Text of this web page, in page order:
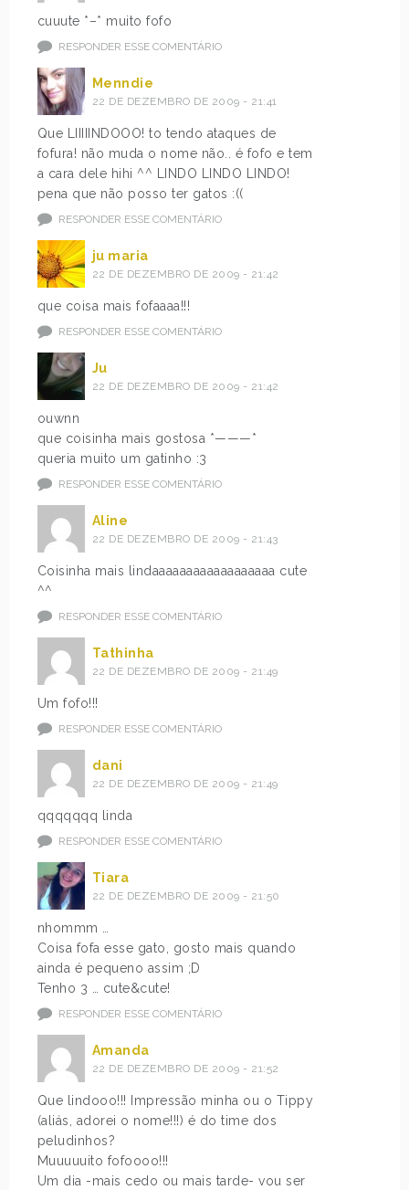
cuuute *–* muito fofo
RESPONDER ESSE COMENTÁRIO
Menndie
22 DE DEZEMBRO DE 2009 - 21:41
Que LIIIIINDOOO! to tendo ataques de
fofura! não muda o nome não.. é fofo e tem
a cara dele hihi ^^ LINDO LINDO LINDO!
pena que não posso ter gatos :((
RESPONDER ESSE COMENTÁRIO
ju maria
22 DE DEZEMBRO DE 2009 - 21:42
que coisa mais fofaaaa!!!
RESPONDER ESSE COMENTÁRIO
Ju
22 DE DEZEMBRO DE 2009 - 21:42
ouwnn
que coisinha mais gostosa *———*
queria muito um gatinho :3
RESPONDER ESSE COMENTÁRIO
Aline
22 DE DEZEMBRO DE 2009 - 21:43
Coisinha mais lindaaaaaaaaaaaaaaaaaa cute
^^
RESPONDER ESSE COMENTÁRIO
Tathinha
22 DE DEZEMBRO DE 2009 - 21:49
Um fofo!!!
RESPONDER ESSE COMENTÁRIO
dani
22 DE DEZEMBRO DE 2009 - 21:49
qqqqqqq linda
RESPONDER ESSE COMENTÁRIO
Tiara
22 DE DEZEMBRO DE 2009 - 21:50
nhommm …
Coisa fofa esse gato, gosto mais quando
ainda é pequeno assim ;D
Tenho 3 … cute&cute!
RESPONDER ESSE COMENTÁRIO
Amanda
22 DE DEZEMBRO DE 2009 - 21:52
Que lindooo!!! Impressão minha ou o Tippy
(aliás, adorei o nome!!!) é do time dos
peludinhos?
Muuuuuito fofoooo!!!
Um dia -mais cedo ou mais tarde- vou ser